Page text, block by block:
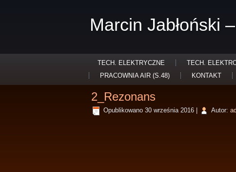
Marcin Jabłoński
TECH. ELEKTRYCZNE TECH.
PRACOWNIA AIR (S.48)
KONTAKT
2_Rezonans
Opublikowano 30 września 2016 Autor: